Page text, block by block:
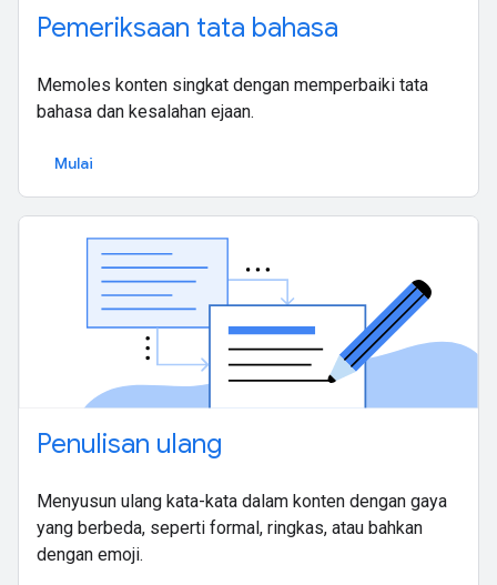
Pemeriksaan tata bahasa
Memoles konten singkat dengan memperbaiki tata
bahasa dan kesalahan ejaan.
Mulai
Penulisan ulang
Menyusun ulang kata-kata dalam konten dengan gaya
yang berbeda, seperti formal, ringkas, atau bahkan
dengan emoji.